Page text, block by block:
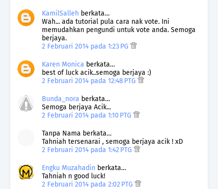
KamilSalleh berkata…
Wah... ada tutorial pula cara nak vote. Ini
memudahkan pengundi untuk vote anda. Semoga
berjaya.
2 Februari 2014 pada 1:23 PG
Karen Monica berkata…
best of luck acik..semoga berjaya :)
2 Februari 2014 pada 12:48 PTG
Bunda_nora berkata…
Semoga berjaya Acik...
2 Februari 2014 pada 1:10 PTG
Tanpa Nama berkata…
Tahniah tersenarai , semoga berjaya acik ! xD
2 Februari 2014 pada 1:42 PTG
Engku Muzahadin berkata…
Tahniah n good luck!
2 Februari 2014 pada 2:02 PTG